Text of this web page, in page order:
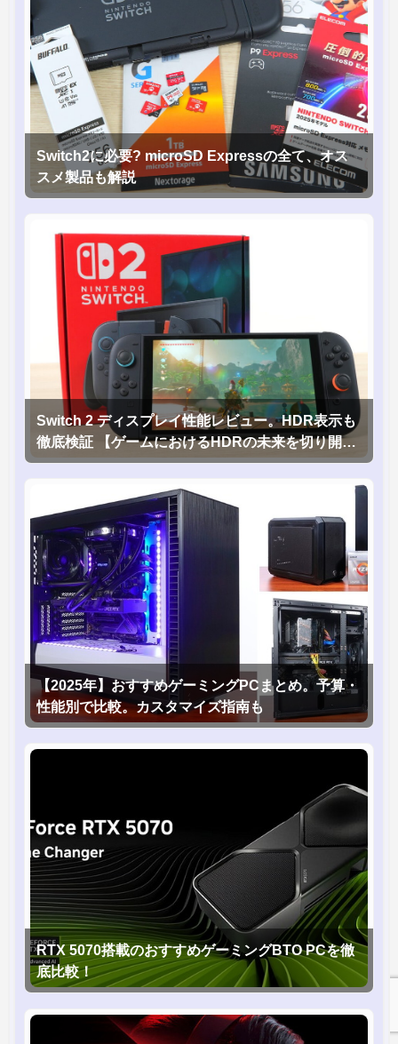
Switch2に必要? microSD Expressの全て、オス
スメ製品も解説
Switch 2 ディスプレイ性能レビュー。HDR表示も
徹底検証 【ゲームにおけるHDRの未来を切り開く
1台！】
【2025年】おすすめゲーミングPCまとめ。予算・
性能別で比較。カスタマイズ指南も
RTX 5070搭載のおすすめゲーミングBTO PCを徹
底比較！